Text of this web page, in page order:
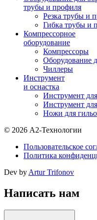
трубы и профиля
Резка трубы и
Гибка трубы и
Компрессорное
оборудование
Компрессоры
Оборудование
Чиллеры
Инструмент
и оснастка
Инструмент
Инструмент
Ножи для
© 2026 А2-Технологии
Пользовательское
Политика
Dev by Artur Trifonov
Написать нам